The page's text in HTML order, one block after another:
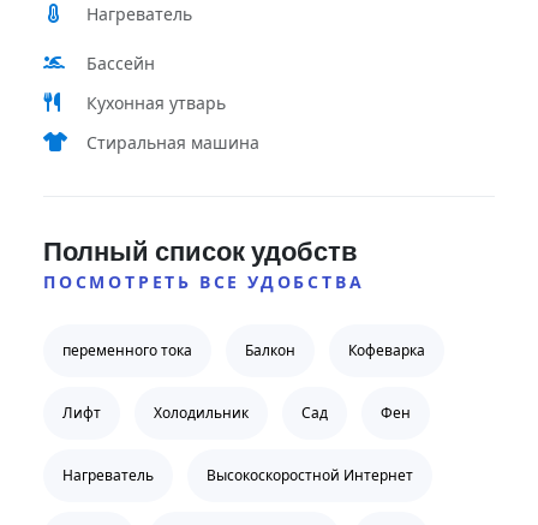
Нагреватель
Бассейн
Кухонная утварь
Стиральная машина
Полный список удобств
ПОСМОТРЕТЬ ВСЕ УДОБСТВА
переменного тока Балкон Кофеварка
Лифт Холодильник Сад Фен
Нагреватель Высокоскоростной Интернет